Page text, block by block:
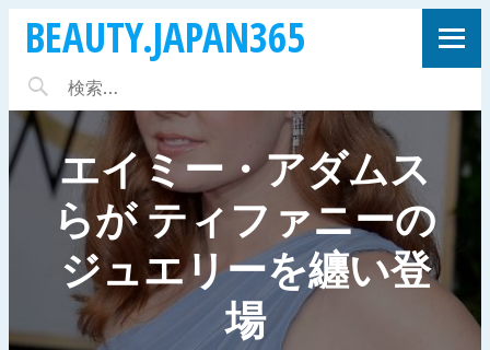
BEAUTY.JAPAN365
エイミー・アダムス
らが ティファニーの
ジュエリーを纏い登
場